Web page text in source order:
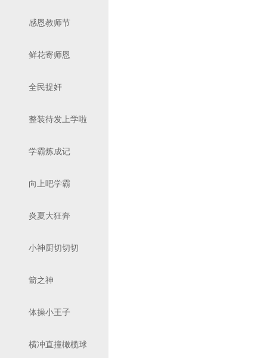
感恩教师节
鲜花寄师恩
全民捉奸
整装待发上学啦
学霸炼成记
向上吧学霸
炎夏大狂奔
小神厨切切切
箭之神
体操小王子
横冲直撞橄榄球